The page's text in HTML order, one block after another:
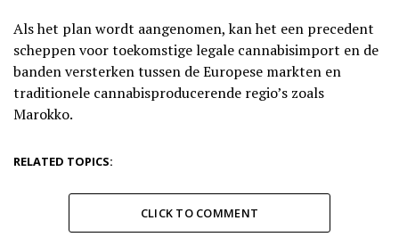
Als het plan wordt aangenomen, kan het een precedent
scheppen voor toekomstige legale cannabisimport en de
banden versterken tussen de Europese markten en
traditionele cannabisproducerende regio’s zoals
Marokko.
RELATED TOPICS:
CLICK TO COMMENT